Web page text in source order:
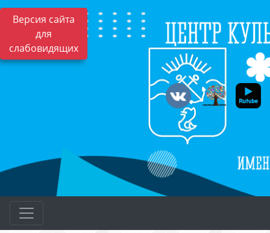
Версия сайта
для
слабовидящих